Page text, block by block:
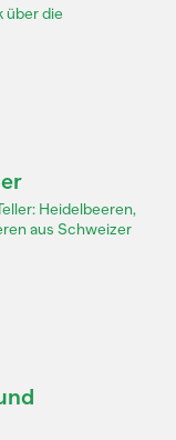
über die
Heidelbeeren,
aus Schweizer